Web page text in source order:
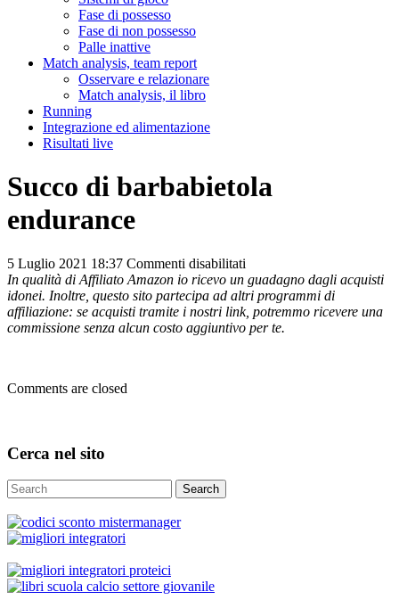
Fase di possesso
Fase di non possesso
Palle inattive
Match analysis, team report
Osservare e relazionare
Match analysis, il libro
Running
Integrazione ed alimentazione
Risultati live
Succo di barbabietola
endurance
5 Luglio 2021 18:37 Commenti disabilitati
Succo
di
barbabietola
endurance
In qualità di Affiliato Amazon io ricevo un guadagno dagli acquisti
idonei. Inoltre, questo sito partecipa ad altri programmi di
affiliazione: se acquisti tramite i nostri link, potremmo ricevere una
commissione senza alcun costo aggiuntivo per te.
Comments are closed
Cerca nel sito
Search